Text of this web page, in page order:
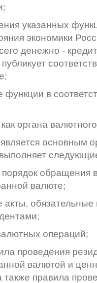
указанных
экономики
денежно -
функции в
органа
основным
валюте;
акты,
операций;
проведения
валютой и
также правила